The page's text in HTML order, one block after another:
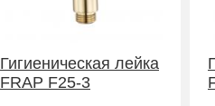
Гигиеническая лейка
FRAP F25-3